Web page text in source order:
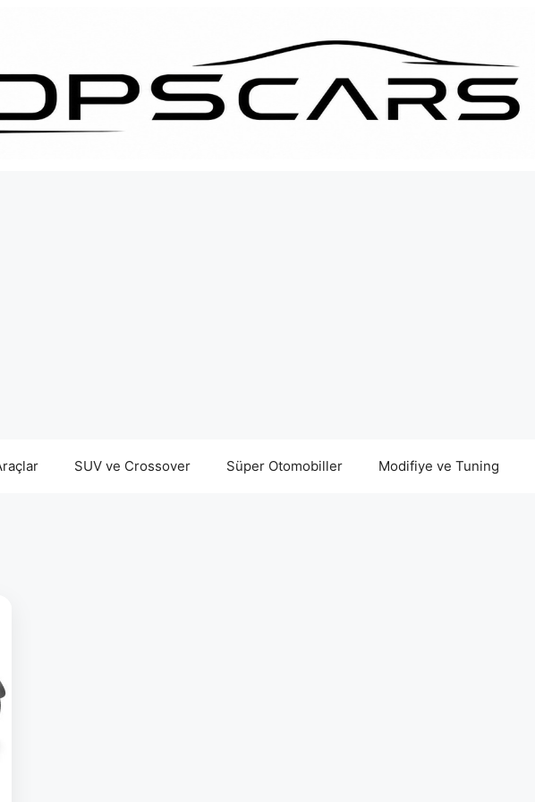
SUV ve Crossover Süper Otomobiller Modifiye ve Tuning